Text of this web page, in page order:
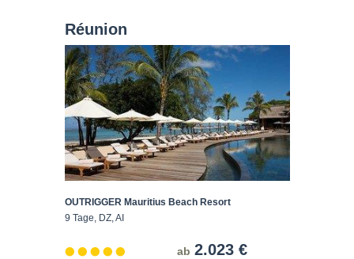
Réunion
OUTRIGGER Mauritius Beach Resort
9 Tage, DZ, AI
ab 2.023 €